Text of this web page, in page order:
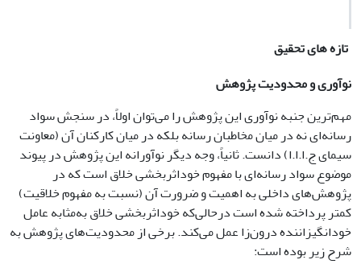
تازه های تحقیق
نوآوری و محدودیت‌پژوهش
مهم‌ترین جنبه نوآوری این پژوهش را می‌توان اولاً، در سنجش سواد
رسانه‌ای نه در میان مخاطبان رسانه بلکه در میان کارکنان آن (معاونت
سیمای ج.ا.ا.ا) دانست. ثانیاً، وجه دیگر نوآورانه این پژوهش در پیوند
موضوع سواد رسانه‌ای با مفهوم خوداثربخشی خلاق است که در
پژوهش‌های داخلی به اهمیت و ضرورت آن (نسبت به مفهوم خلاقیت)
کمتر پرداخته شده است درحالی‌که خوداثربخشی خلاق به‌مثابه عامل
خودانگیزاننده درون‌زا عمل می‌کند. برخی از محدودیت‌های پژوهش به
شرح زیر بوده است: